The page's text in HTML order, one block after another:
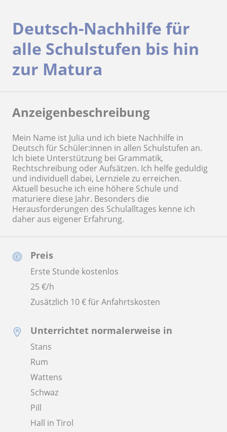
Preis
Erste Stunde kostenlos
25€/h
Zusätzlich 10 € für Anfahrtskosten
Unterrichtet normalerweise in
Stans
Rum
Wattens
Schwaz
Pill
Hall in Tirol
Deutsch-Nachhilfe für
alle Schulstufen bis hin
zur Matura
Anzeigenbeschreibung
Mein Name ist Julia und ich biete Nachhilfe in
Deutsch für Schüler:innen in allen Schulstufen an.
Ich biete Unterstützung bei Grammatik,
Rechtschreibung oder Aufsätzen. Ich helfe geduldig
und individuell dabei, Lernziele zu erreichen.
Aktuell besuche ich eine höhere Schule und
maturiere diese Jahr. Besonders die
Herausforderungen des Schulalltages kenne ich
daher aus eigener Erfahrung.